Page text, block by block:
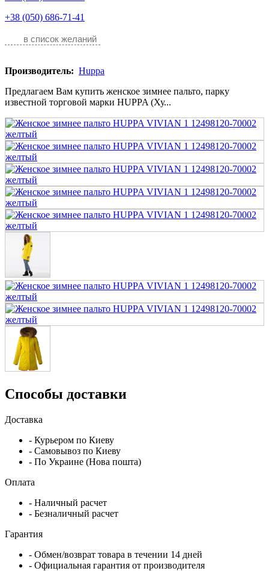
+38 (050) 686-71-41
в список желаний
Производитель: Huppa
Предлагаем Вам купить женское зимнее пальто, парку
известной торговой марки HUPPA (Ху...
Способы доставки
Доставка
- Курьером по Киеву
- Самовывоз по Киеву
- По Украине (Нова пошта)
Оплата
- Наличный расчет
- Безналичный расчет
Гарантия
- Обмен/возврат товара в течении 14 дней
- Официальная гарантия от производителя